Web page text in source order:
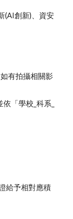
(AI創新)、資安
有拍攝相關影
「學校_科系_
給予相對應積